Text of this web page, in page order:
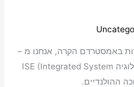
באמסטרדם הקרה, אנחנו מ –
ועידן עושים פעמינו לתערוכת הטכנולוגיה ISE (Integrated System